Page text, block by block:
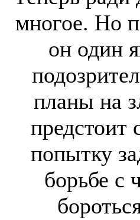
многое. Но
он один
планы на
предстоит
попытку
борьбе с